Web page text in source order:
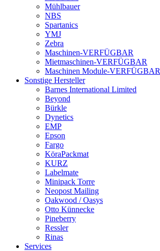
Mühlbauer
NBS
Spartanics
YMJ
Zebra
Maschinen-VERFÜGBAR
Mietmaschinen-VERFÜGBAR
Maschinen Module-VERFÜGBAR
Sonstige Hersteller
Barnes International Limited
Beyond
Bürkle
Dynetics
EMP
Epson
Fargo
KöraPackmat
KURZ
Labelmate
Minipack Torre
Neopost Mailing
Oakwood / Oasys
Otto Künnecke
Pineberry
Ressler
Rinas
Services